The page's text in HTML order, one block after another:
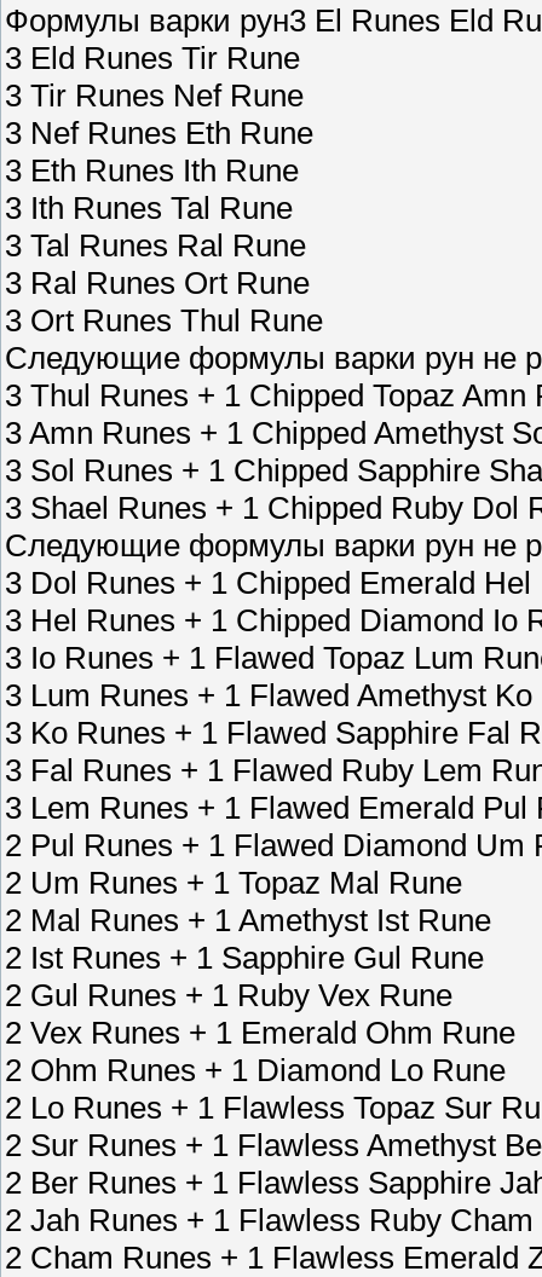
Формулы варки рун3 El Runes Eld
3 Eld Runes Tir Rune
3 Tir Runes Nef Rune
3 Nef Runes Eth Rune
3 Eth Runes Ith Rune
3 Ith Runes Tal Rune
3 Tal Runes Ral Rune
3 Ral Runes Ort Rune
3 Ort Runes Thul Rune
Следующие формулы варки рун не
3 Thul Runes + 1 Chipped Topaz Amn
3 Amn Runes + 1 Chipped Amethyst
3 Sol Runes + 1 Chipped Sapphire
3 Shael Runes + 1 Chipped Ruby Dol
Следующие формулы варки рун не
3 Dol Runes + 1 Chipped Emerald Hel
3 Hel Runes + 1 Chipped Diamond Io
3 Io Runes + 1 Flawed Topaz Lum
3 Lum Runes + 1 Flawed Amethyst Ko
3 Ko Runes + 1 Flawed Sapphire Fal
3 Fal Runes + 1 Flawed Ruby Lem
3 Lem Runes + 1 Flawed Emerald Pul
2 Pul Runes + 1 Flawed Diamond Um
2 Um Runes + 1 Topaz Mal Rune
2 Mal Runes + 1 Amethyst Ist Rune
2 Ist Runes + 1 Sapphire Gul Rune
2 Gul Runes + 1 Ruby Vex Rune
2 Vex Runes + 1 Emerald Ohm Rune
2 Ohm Runes + 1 Diamond Lo Rune
2 Lo Runes + 1 Flawless Topaz Sur
2 Sur Runes + 1 Flawless Amethyst
2 Ber Runes + 1 Flawless Sapphire
2 Jah Runes + 1 Flawless Ruby Cham
2 Cham Runes + 1 Flawless Emerald